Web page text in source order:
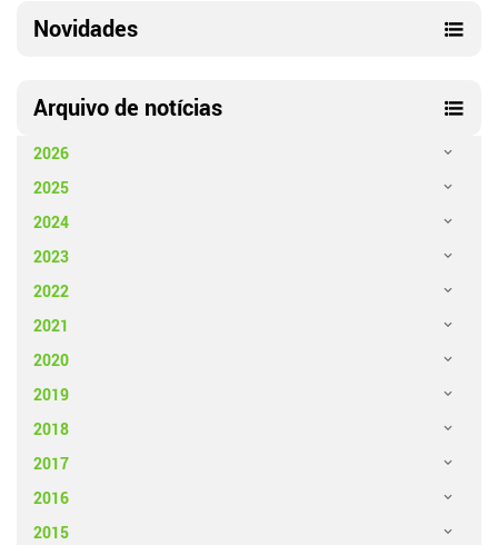
Novidades
Arquivo de notícias
2026
2025
2024
2023
2022
2021
2020
2019
2018
2017
2016
2015